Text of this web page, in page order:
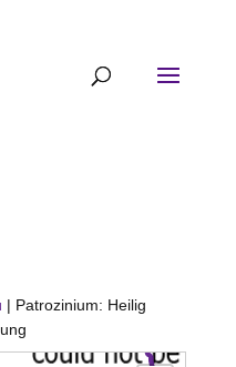
| Patrozinium: Heilig